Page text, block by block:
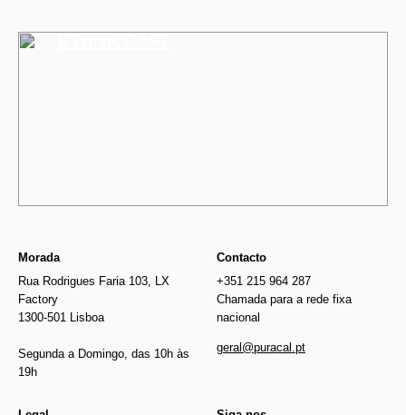
Morada
Rua Rodrigues Faria 103, LX
Factory
1300-501 Lisboa
Segunda a Domingo, das 10h às
19h
Contacto
+351 215 964 287
Chamada para a rede fixa
nacional
geral@puracal.pt